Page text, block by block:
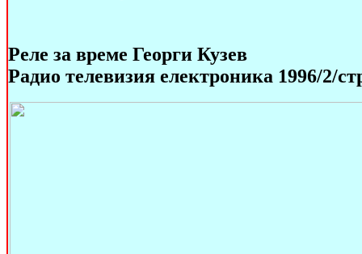
Реле за време Георги Кузев
Радио телевизия електроника 1996/2/